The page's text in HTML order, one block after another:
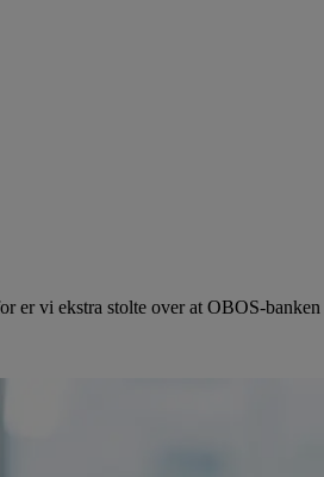
vi ekstra stolte over at OBOS-